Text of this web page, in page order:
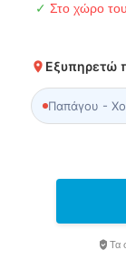
✓ Στο χώρο
Εξυπηρετώ
Παπάγου -
Τα